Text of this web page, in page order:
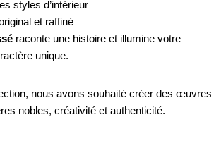
styles d’intérieur
et raffiné
raconte une histoire et illumine votre
unique.
nous avons souhaité créer des œuvres
nobles, créativité et authenticité.